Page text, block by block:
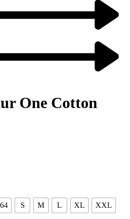
One Cotton
S M L XL XXL